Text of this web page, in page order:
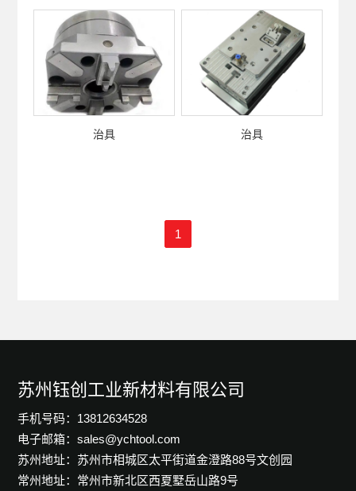
治具 治具
1
苏州钰创工业新材料有限公司
手机号码：13812634528
电子邮箱：sales@ychtool.com
苏州地址：苏州市相城区太平街道金澄路88号文创园
常州地址：常州市新北区西夏墅岳山路9号